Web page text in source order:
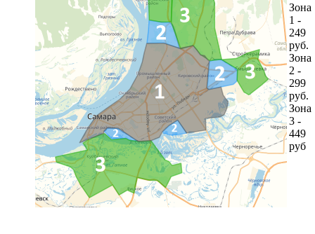
Зона
1 -
249
руб.
Зона
2 -
299
руб.
Зона
3 -
449
руб